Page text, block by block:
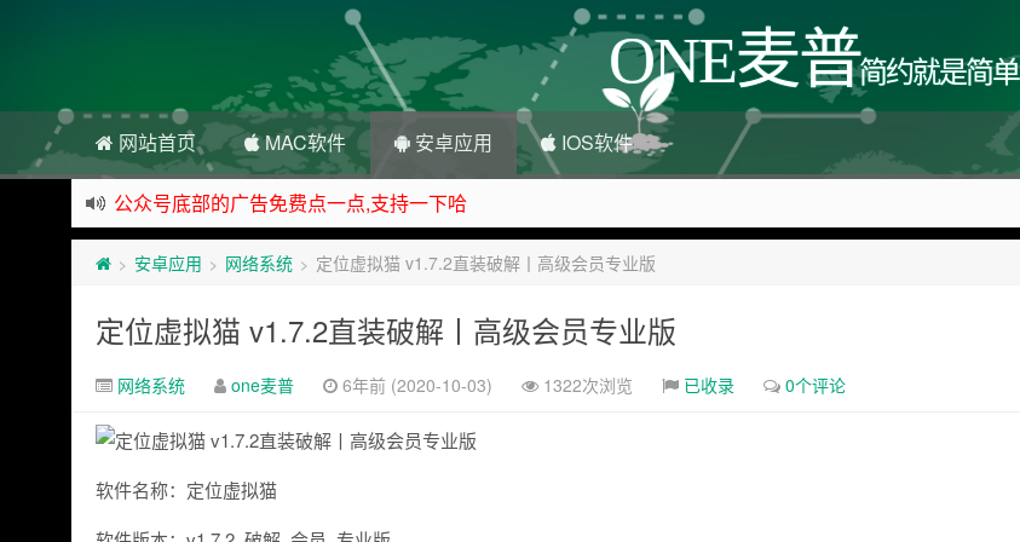
ONE麦普简约就是简单
网站首页 MAC软件 安卓应用 IOS软件
公众号底部的广告免费点一点,支持一下哈
资源来之不易,大家低调使用
如下载链接被封,请在网站留言给我们
站点自营在大陆可用的香港流量卡，可以做的事情很多，感兴趣的点击站内广告图
> 安卓应用 > 网络系统 > 定位虚拟猫 v1.7.2直装破解丨高级会员专业版
定位虚拟猫 v1.7.2直装破解丨高级会员专业版
网络系统 one麦普 6年前 (2020-10-03) 1322次浏览 已收录 0个评论
软件名称：定位虚拟猫